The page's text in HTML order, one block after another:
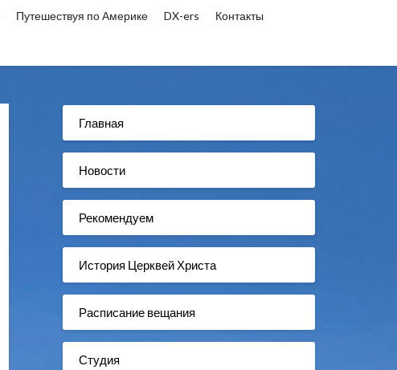
Путешествуя по Америке DX-ers Контакты
Главная
Новости
Рекомендуем
История Церквей Христа
Расписание вещания
Студия